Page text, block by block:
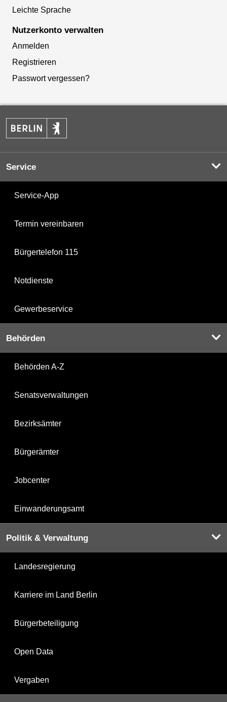
Leichte Sprache
Nutzerkonto verwalten
Anmelden
Registrieren
Passwort vergessen?
Service
Service-App
Termin vereinbaren
Bürgertelefon 115
Notdienste
Gewerbeservice
Behörden
Behörden A-Z
Senatsverwaltungen
Bezirksämter
Bürgerämter
Jobcenter
Einwanderungsamt
Politik & Verwaltung
Landesregierung
Karriere im Land Berlin
Bürgerbeteiligung
Open Data
Vergaben